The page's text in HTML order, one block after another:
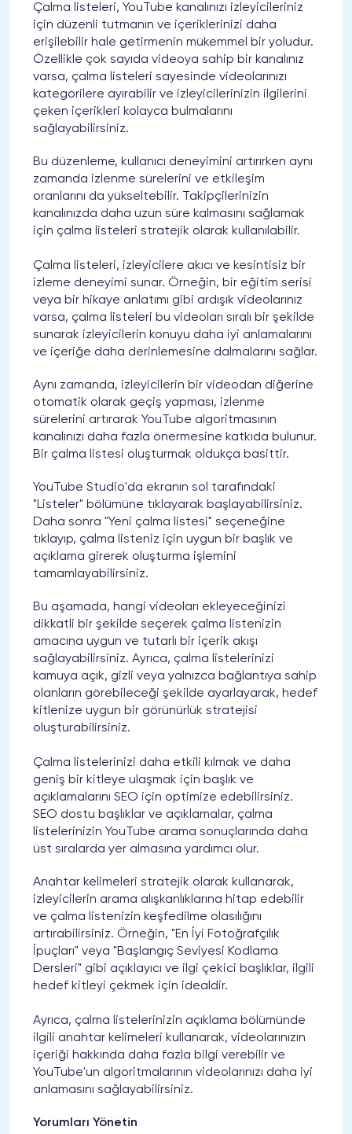
Çalma listeleri, YouTube kanalınızı izleyicileriniz
için düzenli tutmanın ve içeriklerinizi daha
erişilebilir hale getirmenin mükemmel bir yoludur.
Özellikle çok sayıda videoya sahip bir kanalınız
varsa, çalma listeleri sayesinde videolarınızı
kategorilere ayırabilir ve izleyicilerinizin ilgilerini
çeken içerikleri kolayca bulmalarını
sağlayabilirsiniz.
Bu düzenleme, kullanıcı deneyimini artırırken aynı
zamanda izlenme sürelerini ve etkileşim
oranlarını da yükseltebilir. Takipçilerinizin
kanalınızda daha uzun süre kalmasını sağlamak
için çalma listeleri stratejik olarak kullanılabilir.
Çalma listeleri, izleyicilere akıcı ve kesintisiz bir
izleme deneyimi sunar. Örneğin, bir eğitim serisi
veya bir hikaye anlatımı gibi ardışık videolarınız
varsa, çalma listeleri bu videoları sıralı bir şekilde
sunarak izleyicilerin konuyu daha iyi anlamalarını
ve içeriğe daha derinlemesine dalmalarını sağlar.
Aynı zamanda, izleyicilerin bir videodan diğerine
otomatik olarak geçiş yapması, izlenme
sürelerini artırarak YouTube algoritmasının
kanalınızı daha fazla önermesine katkıda bulunur.
Bir çalma listesi oluşturmak oldukça basittir.
YouTube Studio'da ekranın sol tarafındaki
"Listeler" bölümüne tıklayarak başlayabilirsiniz.
Daha sonra "Yeni çalma listesi" seçeneğine
tıklayıp, çalma listeniz için uygun bir başlık ve
açıklama girerek oluşturma işlemini
tamamlayabilirsiniz.
Bu aşamada, hangi videoları ekleyeceğinizi
dikkatli bir şekilde seçerek çalma listenizin
amacına uygun ve tutarlı bir içerik akışı
sağlayabilirsiniz. Ayrıca, çalma listelerinizi
kamuya açık, gizli veya yalnızca bağlantıya sahip
olanların görebileceği şekilde ayarlayarak, hedef
kitlenize uygun bir görünürlük stratejisi
oluşturabilirsiniz.
Çalma listelerinizi daha etkili kılmak ve daha
geniş bir kitleye ulaşmak için başlık ve
açıklamalarını SEO için optimize edebilirsiniz.
SEO dostu başlıklar ve açıklamalar, çalma
listelerinizin YouTube arama sonuçlarında daha
üst sıralarda yer almasına yardımcı olur.
Anahtar kelimeleri stratejik olarak kullanarak,
izleyicilerin arama alışkanlıklarına hitap edebilir
ve çalma listenizin keşfedilme olasılığını
artırabilirsiniz. Örneğin, "En İyi Fotoğrafçılık
İpuçları" veya "Başlangıç ​​Seviyesi Kodlama
Dersleri" gibi açıklayıcı ve ilgi çekici başlıklar, ilgili
hedef kitleyi çekmek için idealdir.
Ayrıca, çalma listelerinizin açıklama bölümünde
ilgili anahtar kelimeleri kullanarak, videolarınızın
içeriği hakkında daha fazla bilgi verebilir ve
YouTube'un algoritmalarının videolarınızı daha iyi
anlamasını sağlayabilirsiniz.
Yorumları Yönetin